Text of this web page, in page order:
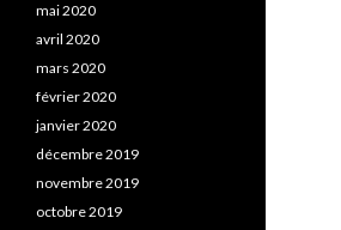
mai 2020
avril 2020
mars 2020
février 2020
janvier 2020
décembre 2019
novembre 2019
octobre 2019